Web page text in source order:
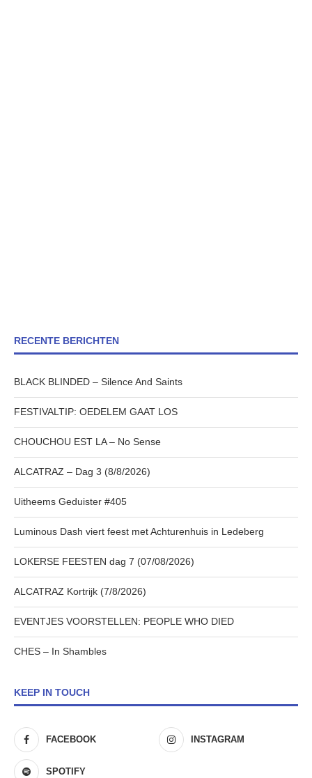
RECENTE BERICHTEN
BLACK BLINDED – Silence And Saints
FESTIVALTIP: OEDELEM GAAT LOS
CHOUCHOU EST LA – No Sense
ALCATRAZ – Dag 3 (8/8/2026)
Uitheems Geduister #405
Luminous Dash viert feest met Achturenhuis in Ledeberg
LOKERSE FEESTEN dag 7 (07/08/2026)
ALCATRAZ Kortrijk (7/8/2026)
EVENTJES VOORSTELLEN: PEOPLE WHO DIED
CHES – In Shambles
KEEP IN TOUCH
FACEBOOK INSTAGRAM
SPOTIFY